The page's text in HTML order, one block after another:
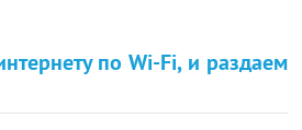
по Wi-Fi, и раздаем